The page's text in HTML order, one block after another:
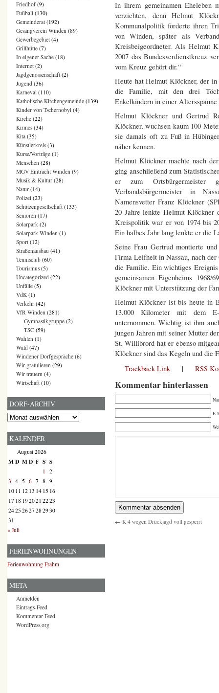
In ihrem gemeinamen Eheleben
verzichten, denn Helmut
Kommunalpolitik forderte ihren
von Winden, später als
Kreisbeigeordneter. Als Helmut
2007 das Bundesverdienstkreuz
vom Kreuz gehört dir.“
Heute hat Helmut Klöckner, der
die Familie, mit den drei
Enkelkindern in einer Altersspanne
Helmut Klöckner und Gertrud
Klöckner, wuchsen kaum 100
sie damals oft zu Fuß in
näher kennen.
Helmut Klöckner machte nach
ging anschließend zum
er zum Ortsbürgermeister
Verbandsbürgermeister in
Namensvetter Franz Klöckner
20 Jahre lenkte Helmut Klöckner
Kreispolitik war er von 1974 bis
Ein halbes Jahr lang lenkte er die
Seine Frau Gertrud montierte
Firma Leifheit in Nassau, nach
die Familie. Ein wichtiges
gemeinsamen Eigenheims
Klöckner mit Unterstützung der
Helmut Klöckner ist bis heute in
13.000 Kilometer mit dem E-
unternommen. Wichtig ist ihm
jungen Jahren mit seiner Mutter
St. Willibrord hat er ebenso
Klöckner sind das Kegeln und die
TrackbackLink | RSS
Kommentar hinterlassen
E-
← K 4 wegen Drückjagd voll gesperrt
Friedhof(9)
Fußball (130)
Gemeinderat (192)
Gesangverein Winden (89)
Gewerbegebiet (4)
Grillhütte (7)
In eigener Sache (18)
Internet (2)
Jagdgenossenschaft (2)
Jugend (36)
Karneval (110)
Katholische Kirchengemeinde (139)
Kinder von Tschernobyl (4)
Kirche (22)
Kirmes (34)
Kita (35)
Künstlerkreis (3)
Kurse/Vorträge (1)
Menschen (28)
MGV Eintracht Winden (9)
Musik & Kultur (28)
Natur (14)
Polizei (23)
Schützengesellschaft (133)
Senioren (17)
Solarpark (2)
Solarpark Winden (1)
Sport (12)
Straßenausbau (41)
Tennisclub (60)
Tourismus (5)
Uncategorized (22)
Unfälle (5)
VdK (1)
Verkehr (42)
VfR Winden (281)
Gymnastikgruppe (2)
TSC (59)
Wahlen (1)
Wald (47)
Windener Dorfgespräche (6)
Wir gratulieren (29)
Wir trauern (4)
Wirtschaft (10)
DORF-ARCHIV
Dorf-
KALENDER
August 2026
MD MD F S S
1 2
3 4 5 6 7 8 9
10 11 12 13 14 15 16
17 18 192021 2223
2425 2627 28 2930
31
« Juli
FERIENWOHNUNGEN
Ferienwohnung Frahm
META
Anmelden
Eintrags-Feed
Kommentar-Feed
WordPress.org